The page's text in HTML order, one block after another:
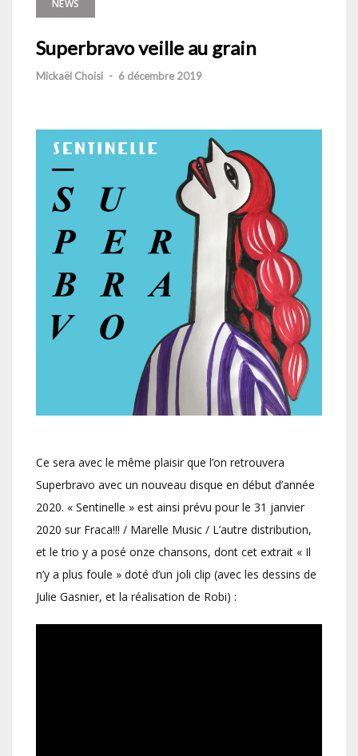
NEWS
Superbravo veille au grain
Mickaël Choisi - 6 décembre 2019
Ce sera avec le même plaisir que l’on retrouvera
Superbravo avec un nouveau disque en début d’année
2020. « Sentinelle » est ainsi prévu pour le 31 janvier
2020 sur Fraca!!! / Marelle Music / L’autre distribution,
et le trio y a posé onze chansons, dont cet extrait « Il
n’y a plus foule » doté d’un joli clip (avec les dessins de
Julie Gasnier, et la réalisation de Robi) :